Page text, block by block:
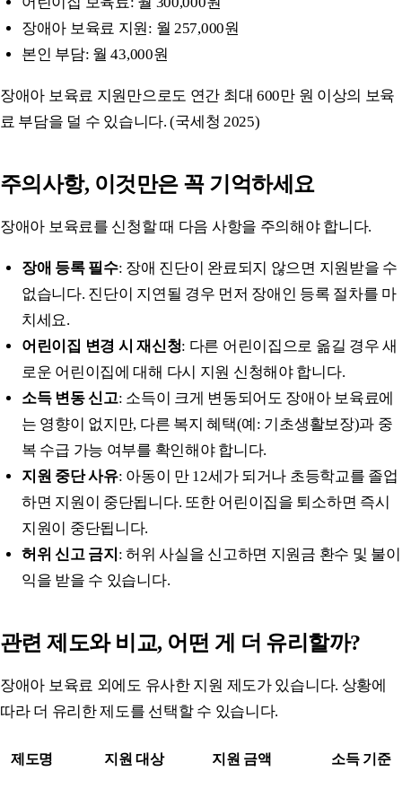
장애아 보육료 지원: 월 257,000원
본인 부담: 월 43,000원
장애아 보육료 지원만으로도 연간 최대 600만 원 이상의 보육
료 부담을 덜 수 있습니다. (국세청 2025)
주의사항, 이것만은 꼭 기억하세요
장애아 보육료를 신청할 때 다음 사항을 주의해야 합니다.
장애 등록 필수: 장애 진단이 완료되지 않으면 지원받을 수
없습니다. 진단이 지연될 경우 먼저 장애인 등록 절차를 마
치세요.
어린이집 변경 시 재신청: 다른 어린이집으로 옮길 경우 새
로운 어린이집에 대해 다시 지원 신청해야 합니다.
소득 변동 신고: 소득이 크게 변동되어도 장애아 보육료에
는 영향이 없지만, 다른 복지 혜택(예: 기초생활보장)과 중
복 수급 가능 여부를 확인해야 합니다.
지원 중단 사유: 아동이 만 12세가 되거나 초등학교를 졸업
하면 지원이 중단됩니다. 또한 어린이집을 퇴소하면 즉시
지원이 중단됩니다.
허위 신고 금지 : 허위 사실을 신고하면 지원금 환수 및 불이
익을 받을 수 있습니다.
관련 제도와 비교, 어떤 게 더 유리할까?
장애아 보육료 외에도 유사한 지원 제도가 있습니다. 상황에
따라 더 유리한 제도를 선택할 수 있습니다.
제도명 지원 대상 지원 금액 소득 기준